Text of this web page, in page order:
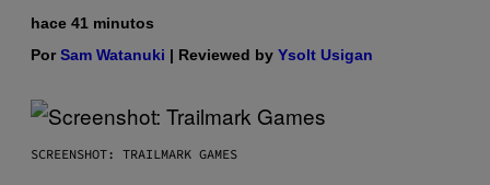
hace 41 minutos
PorSam Watanuki | Reviewed by Ysolt Usigan
SCREENSHOT: TRAILMARK GAMES